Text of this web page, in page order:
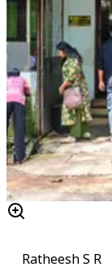
Ratheesh S R